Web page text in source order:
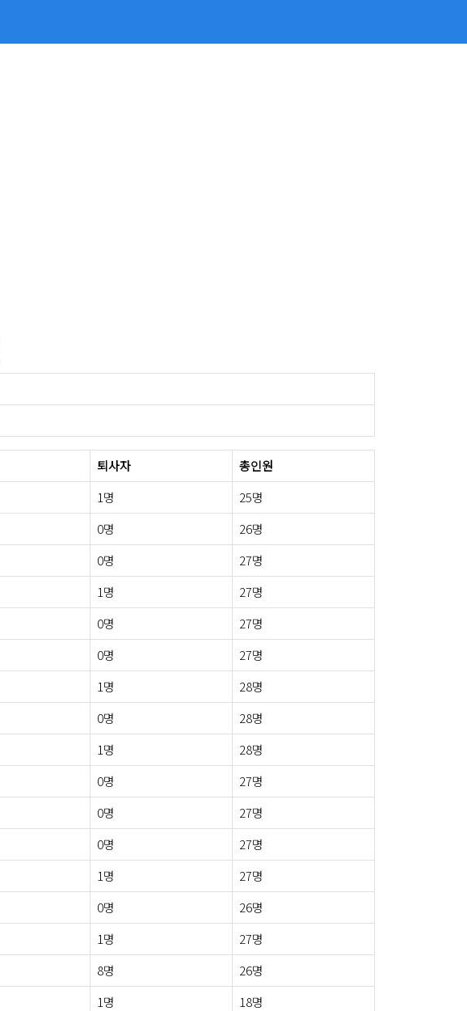
퇴사자
총인원
1명
25명
0명
26명
0명
27명
1명
27명
0명
27명
0명
27명
1명
28명
0명
28명
1명
28명
0명
27명
0명
27명
0명
27명
1명
27명
0명
26명
1명
27명
8명
26명
1명
18명